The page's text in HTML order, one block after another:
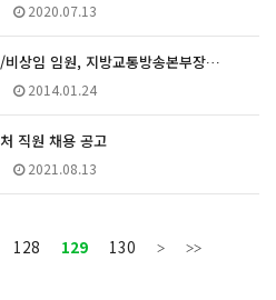
2020.07.13
상임 임원, 지방교통방송본부장…
2014.01.24
직원 채용 공고
2021.08.13
128 129 130